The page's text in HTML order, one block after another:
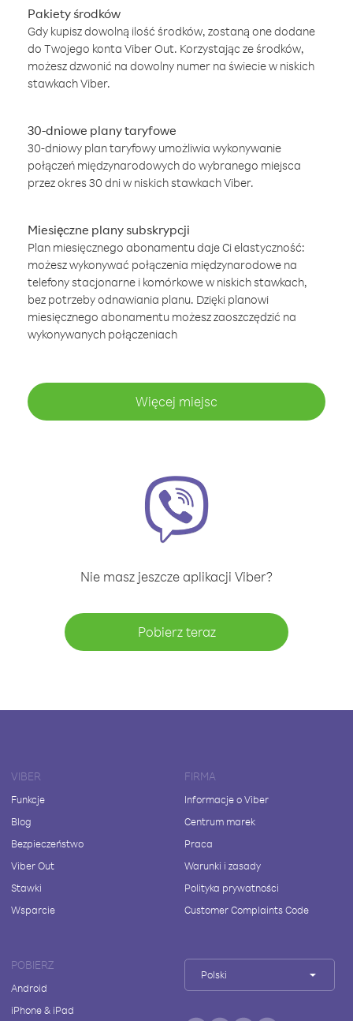
Pakiety środków
Gdy kupisz dowolną ilość środków, zostaną one dodane
do Twojego konta Viber Out. Korzystając ze środków,
możesz dzwonić na dowolny numer na świecie w niskich
stawkach Viber.
30-dniowe plany taryfowe
30-dniowy plan taryfowy umożliwia wykonywanie
połączeń międzynarodowych do wybranego miejsca
przez okres 30 dni w niskich stawkach Viber.
Miesięczne plany subskrypcji
Plan miesięcznego abonamentu daje Ci elastyczność:
możesz wykonywać połączenia międzynarodowe na
telefony stacjonarne i komórkowe w niskich stawkach,
bez potrzeby odnawiania planu. Dzięki planowi
miesięcznego abonamentu możesz zaoszczędzić na
wykonywanych połączeniach
Więcej miejsc
Nie masz jeszcze aplikacji Viber?
Pobierz teraz
VIBER
Funkcje
Blog
Bezpieczeństwo
Viber Out
Stawki
Wsparcie
FIRMA
Informacje o Viber
Centrum marek
Praca
Warunki i zasady
Polityka prywatności
Customer Complaints Code
POBIERZ
Android
iPhone & iPad
Polski